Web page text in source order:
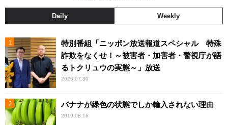
Daily Weekly
特別番組「ニッポン放送報道スペシャル 特殊
詐欺をなくせ！～被害者・加害者・警視庁が語
るトクリュウの実態～」放送
2026.07.30
バナナが緑色の状態でしか輸入されない理由
2019.08.16